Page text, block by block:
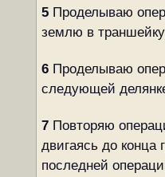
5Проделываю
землю в
6Проделываю
следующей
7Повторяю
двигаясь до конца
последней